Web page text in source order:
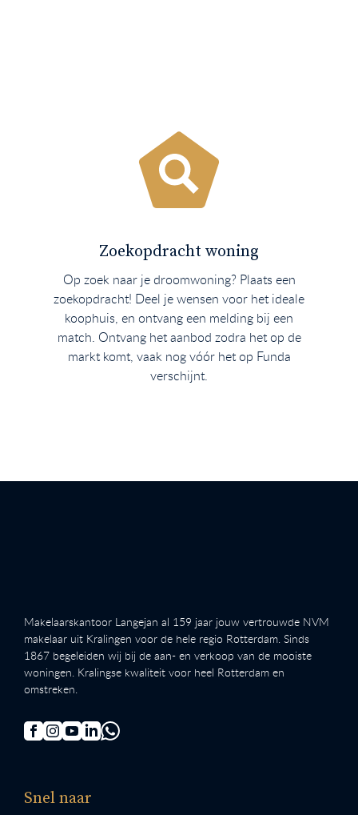
Zoekopdracht woning
Op zoek naar je droomwoning? Plaats een
zoekopdracht! Deel je wensen voor het ideale
koophuis, en ontvang een melding bij een
match. Ontvang het aanbod zodra het op de
markt komt, vaak nog vóór het op Funda
verschijnt.
Makelaarskantoor Langejan al 159 jaar jouw vertrouwde NVM
makelaar uit Kralingen voor de hele regio Rotterdam. Sinds
1867 begeleiden wij bij de aan- en verkoop van de mooiste
woningen. Kralingse kwaliteit voor heel Rotterdam en
omstreken.
Snel naar